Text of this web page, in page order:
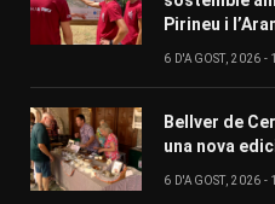
Pirineu i
6 D'AGOST, 2026 -
Bellver de
una nova
6 D'AGOST, 2026 -